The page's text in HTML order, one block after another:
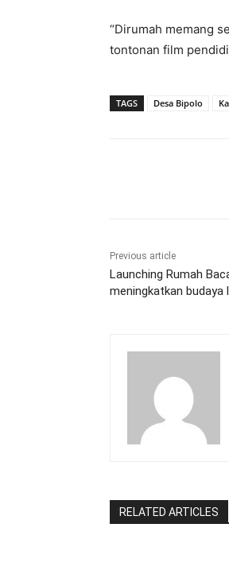
“Dirumah memang
tontonan film
TAGS Desa Bipolo
Previous article
Launching Rumah
meningkatkan budaya
RELATED ARTICLES